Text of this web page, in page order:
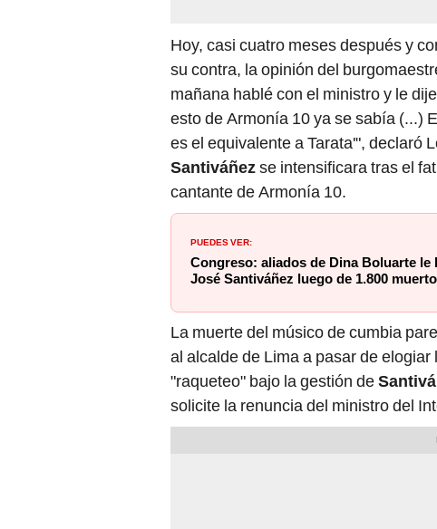
Hoy, casi cuatro meses después y
su contra, la opinión del
mañana hablé con el ministro y le
esto de Armonía 10 ya se sabía (...)
es el equivalente a Tarata'", declaró
Santiváñezse intensificara tras el
cantante de Armonía 10.
PUEDES VER:
Congreso: aliados de Dina Boluarte le
José Santiváñez luego de 1.800
La muerte del músico de cumbia
al alcalde de Lima a pasar de
"raqueteo" bajo la gestión de
solicite la renuncia del ministro del